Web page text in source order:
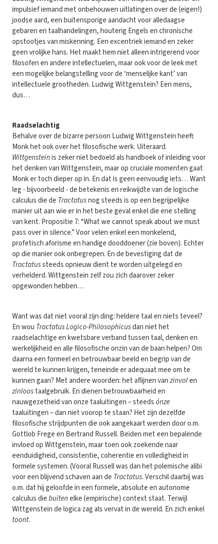
impulsief iemand met onbehouwen uitlatingen over de (eigen!)
joodse aard, een buitensporige aandacht voor alledaagse
gebaren en taalhandelingen, houterig Engels en chronische
opstootjes van miskenning. Een excentriek iemand en zeker
geen vrolijke hans. Het maakt hem niet alleen intrigerend voor
filosofen en andere intellectuelen, maar ook voor de leek met
een mogelijke belangstelling voor de ‘menselijke kant’ van
intellectuele grootheden. Ludwig Wittgenstein? Een mens,
dus…
Raadselachtig
Behalve over de bizarre persoon Ludwig Wittgenstein heeft
Monk het ook over het filosofische werk. Uiteraard.
Wittgensteinis zeker niet bedoeld als handboek of inleiding voor
het denken van Wittgenstein, maar op cruciale momenten gaat
Monk er toch dieper op in. En dat is geen eenvoudig iets… Want
leg - bijvoorbeeld - de betekenis en reikwijdte van de logische
calculus die de Tractatusnog steeds is op een begrijpelijke
manier uit aan wie er in het beste geval enkel die ene stelling
van kent. Propositie 7: “What we cannot speak about we must
pass over in silence.” Voor velen enkel een monkelend,
profetisch aforisme en handige dooddoener (zie boven). Echter
op die manier ook onbegrepen. En de bevestiging dat de
Tractatussteeds opnieuw dient te worden uitgelegd en
verhelderd. Wittgenstein zelf zou zich daarover zeker
opgewonden hebben…
Want was dat niet vooral zijn ding: heldere taal en niets teveel?
En wou Tractatus Logico-Philosophicusdan niet het
raadselachtige en kwetsbare verband tussen taal, denken en
werkelijkheid en alle filosofische onzin van de baan helpen? Om
daarna een formeel en betrouwbaar beeld en begrip van de
wereld te kunnen krijgen, teneinde er adequaat mee om te
kunnen gaan? Met andere woorden: het aflijnen vanzinvolen
zinloostaalgebruik. En dienen betrouwbaarheid en
nauwgezetheid van onze taaluitingen – steedsónze
taaluitingen – dan niet voorop te staan? Het zijn dezelfde
filosofische strijdpunten die ook aangekaart werden door o.m.
Gottlob Frege en Bertrand Russell. Beiden met een bepalende
invloed op Wittgenstein, maar toen ook zoekende naar
eenduidigheid, consistentie, coherentie en volledigheid in
formele systemen. (Vooral Russell was dan het polemische alibi
voor een blijvend schaven aan de Tractatus. Verschil daarbij was
o.m. dat hij geloofde in een formele, absolute en autonome
calculus diebuitenelke (empirische) context staat. Terwijl
Wittgenstein de logica zag als vervat in de wereld. En zich enkel
toont.